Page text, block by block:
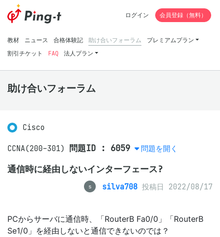
教材 ニュース 合格体験記 助け合いフォーラム
プレミアムプラン
割引チケット
FAQ 法人プラン
ログイン 会員登録（無料）
助け合いフォーラム
Cisco
CCNA(200-301) 問題ID : 6059 問題を開く
通信時に経由しないインターフェース?
s silva708 投稿日 2022/08/17
PCからサーバに通信時、「RouterB Fa0/0」「RouterB
Se1/0」を経由しないと通信できないのでは？